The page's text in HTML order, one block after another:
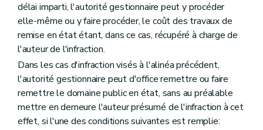
délai imparti, l'autorité gestionnaire peut y procéder
elle-même ou y faire procéder, le coût des travaux de
remise en état étant, dans ce cas, récupéré à charge de
l'auteur de l'infraction.
Dans les cas d'infraction visés à l'alinéa précédent,
l'autorité gestionnaire peut d'office remettre ou faire
remettre le domaine public en état, sans au préalable
mettre en demeure l'auteur présumé de l'infraction à cet
effet, si l'une des conditions suivantes est remplie: